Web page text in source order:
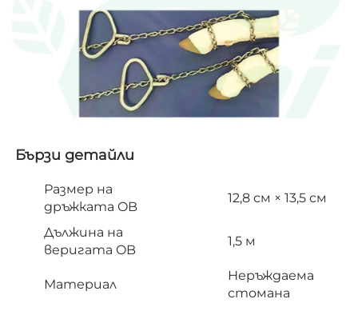
Бързи детайли
Размер на
дръжката OB
12,8 см × 13,5 см
Дължина на
веригата OB
1,5 м
Материал
Неръждаема
стомана